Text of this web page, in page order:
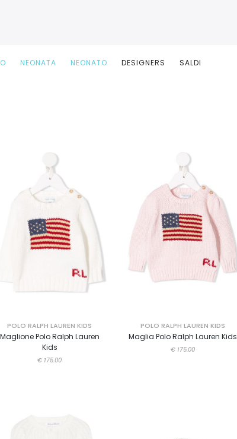
NEONATA NEONATO DESIGNERS SALDI
POLO RALPH LAUREN KIDS
Maglione Polo Ralph Lauren
Kids
€ 175.00
POLO RALPH LAUREN KIDS
Maglia Polo Ralph Lauren Kids
€ 175.00